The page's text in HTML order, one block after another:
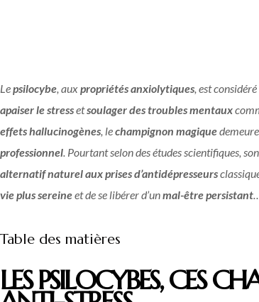
Lepsilocybe, auxpropriétés anxiolytiques, est
apaiser le stressetsoulager des troubles mentaux
effets hallucinogènes, lechampignon magique
professionnel. Pourtant selon des études scientifiques,
alternatif naturel aux prises d’antidépresseurs
vie plus sereineet de se libérer d’unmal-être persistant
Table des matières
LES PSILOCYBES, CES